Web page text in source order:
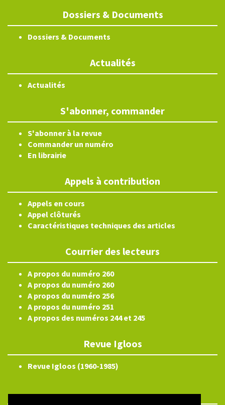
Dossiers & Documents
Dossiers & Documents
Actualités
Actualités
S'abonner, commander
S'abonner à la revue
Commander un numéro
En librairie
Appels à contribution
Appels en cours
Appel clôturés
Caractéristiques techniques des articles
Courrier des lecteurs
A propos du numéro 260
A propos du numéro 260
A propos du numéro 256
A propos du numéro 251
A propos des numéros 244 et 245
Revue Igloos
Revue Igloos (1960-1985)